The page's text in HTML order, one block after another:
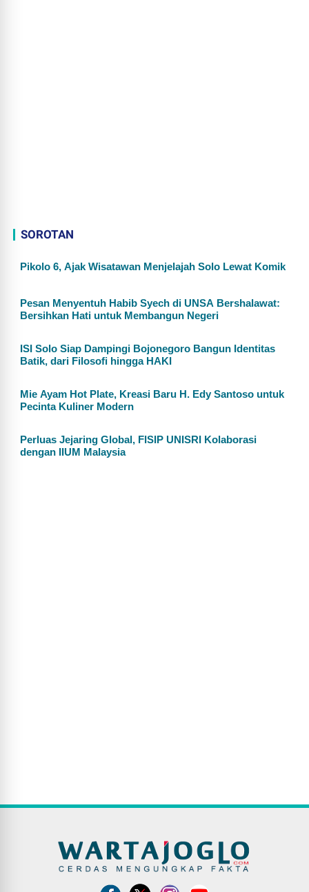
SOROTAN
Pikolo 6, Ajak Wisatawan Menjelajah Solo Lewat Komik
Pesan Menyentuh Habib Syech di UNSA Bershalawat:
Bersihkan Hati untuk Membangun Negeri
ISI Solo Siap Dampingi Bojonegoro Bangun Identitas
Batik, dari Filosofi hingga HAKI
Mie Ayam Hot Plate, Kreasi Baru H. Edy Santoso untuk
Pecinta Kuliner Modern
Perluas Jejaring Global, FISIP UNISRI Kolaborasi
dengan IIUM Malaysia